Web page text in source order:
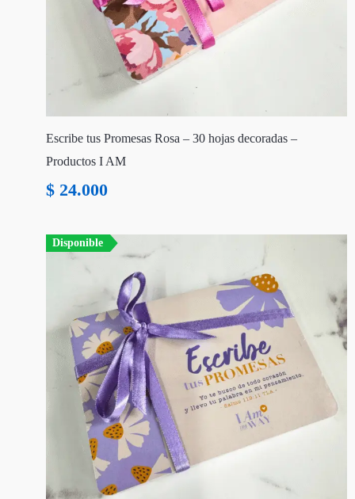
Escribe tus Promesas Rosa – 30 hojas decoradas –
Productos I AM
$ 24.000
Disponible